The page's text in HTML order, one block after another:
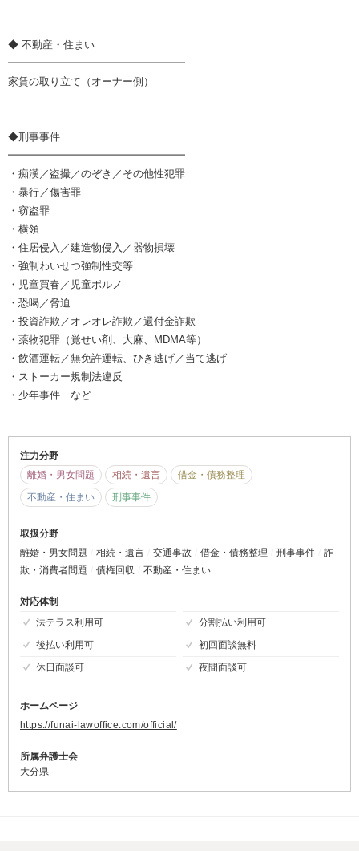
◆ 不動産・住まい
━━━━━━━━━━━━━━━━━
家賃の取り立て（オーナー側）
◆刑事事件
━━━━━━━━━━━━━━━━━
・痴漢／盗撮／のぞき／その他性犯罪
・暴行／傷害罪
・窃盗罪
・横領
・住居侵入／建造物侵入／器物損壊
・強制わいせつ強制性交等
・児童買春／児童ポルノ
・恐喝／脅迫
・投資詐欺／オレオレ詐欺／還付金詐欺
・薬物犯罪（覚せい剤、大麻、MDMA等）
・飲酒運転／無免許運転、ひき逃げ／当て逃げ
・ストーカー規制法違反
・少年事件 など
注力分野
離婚・男女問題
相続・遺言
借金・債務整理
不動産・住まい
刑事事件
取扱分野
離婚・男女問題
相続・遺言 交通事故 借金・債務整理 刑事事件
詐
欺・消費者問題
債権回収 不動産・住まい
対応体制
法テラス利用可
分割払い利用可
後払い利用可
初回面談無料
休日面談可
夜間面談可
ホームページ
https://funai-lawoffice.com/official/
所属弁護士会
大分県